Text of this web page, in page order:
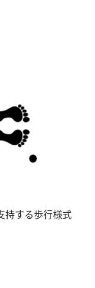
持する歩行様式